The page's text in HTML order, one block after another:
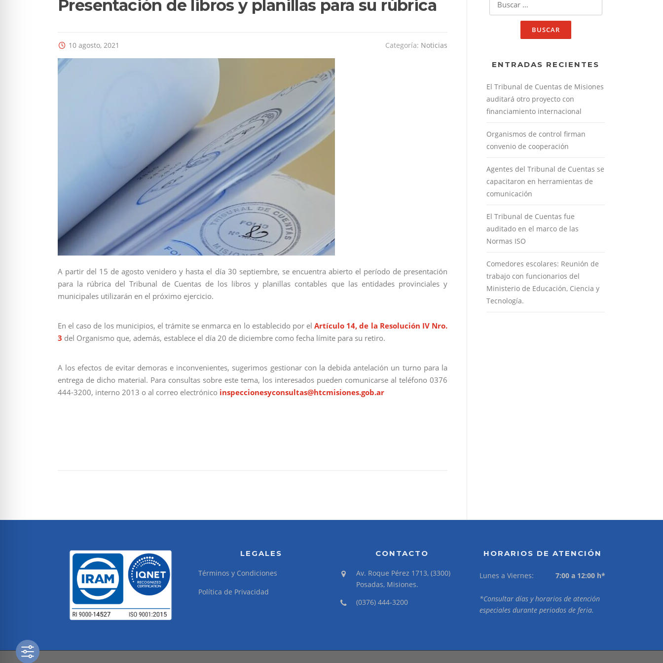
Presentación de libros y planillas para su rúbrica
10 agosto, 2021 Categoría: Noticias
A partir del 15 de agosto venidero y hasta el día 30 septiembre, se encuentra abierto el período de presentación
para la rúbrica del Tribunal de Cuentas de los libros y planillas contables que las entidades provinciales y
municipales utilizarán en el próximo ejercicio.
En el caso de los municipios, el trámite se enmarca en lo establecido por elArtículo 14, de la Resolución IV Nro.
3 del Organismo que, además, establece el día 20 de diciembre como fecha límite para su retiro.
A los efectos de evitar demoras e inconvenientes, sugerimos gestionar con la debida antelación un turno para la
entrega de dicho material. Para consultas sobre este tema, los interesados pueden comunicarse al teléfono 0376
444-3200, interno 2013 o al correo electrónico inspeccionesyconsultas@htcmisiones.gob.ar
ENTRADAS RECIENTES
El Tribunal de Cuentas de Misiones
auditará otro proyecto con
financiamiento internacional
Organismos de control firman
convenio de cooperación
Agentes del Tribunal de Cuentas se
capacitaron en herramientas de
comunicación
El Tribunal de Cuentas fue
auditado en el marco de las
Normas ISO
Comedores escolares: Reunión de
trabajo con funcionarios del
Ministerio de Educación, Ciencia y
Tecnología.
LEGALES
Términos y Condiciones
Política de Privacidad
CONTACTO
Av. Roque Pérez 1713, (3300)
Posadas, Misiones.
(0376) 444-3200
HORARIOS DE ATENCIÓN
Lunes a Viernes: 7:00 a 12:00 h*
*Consultar días y horarios de atención
especiales durante periodos de feria.